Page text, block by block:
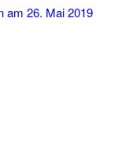
am 26. Mai 2019